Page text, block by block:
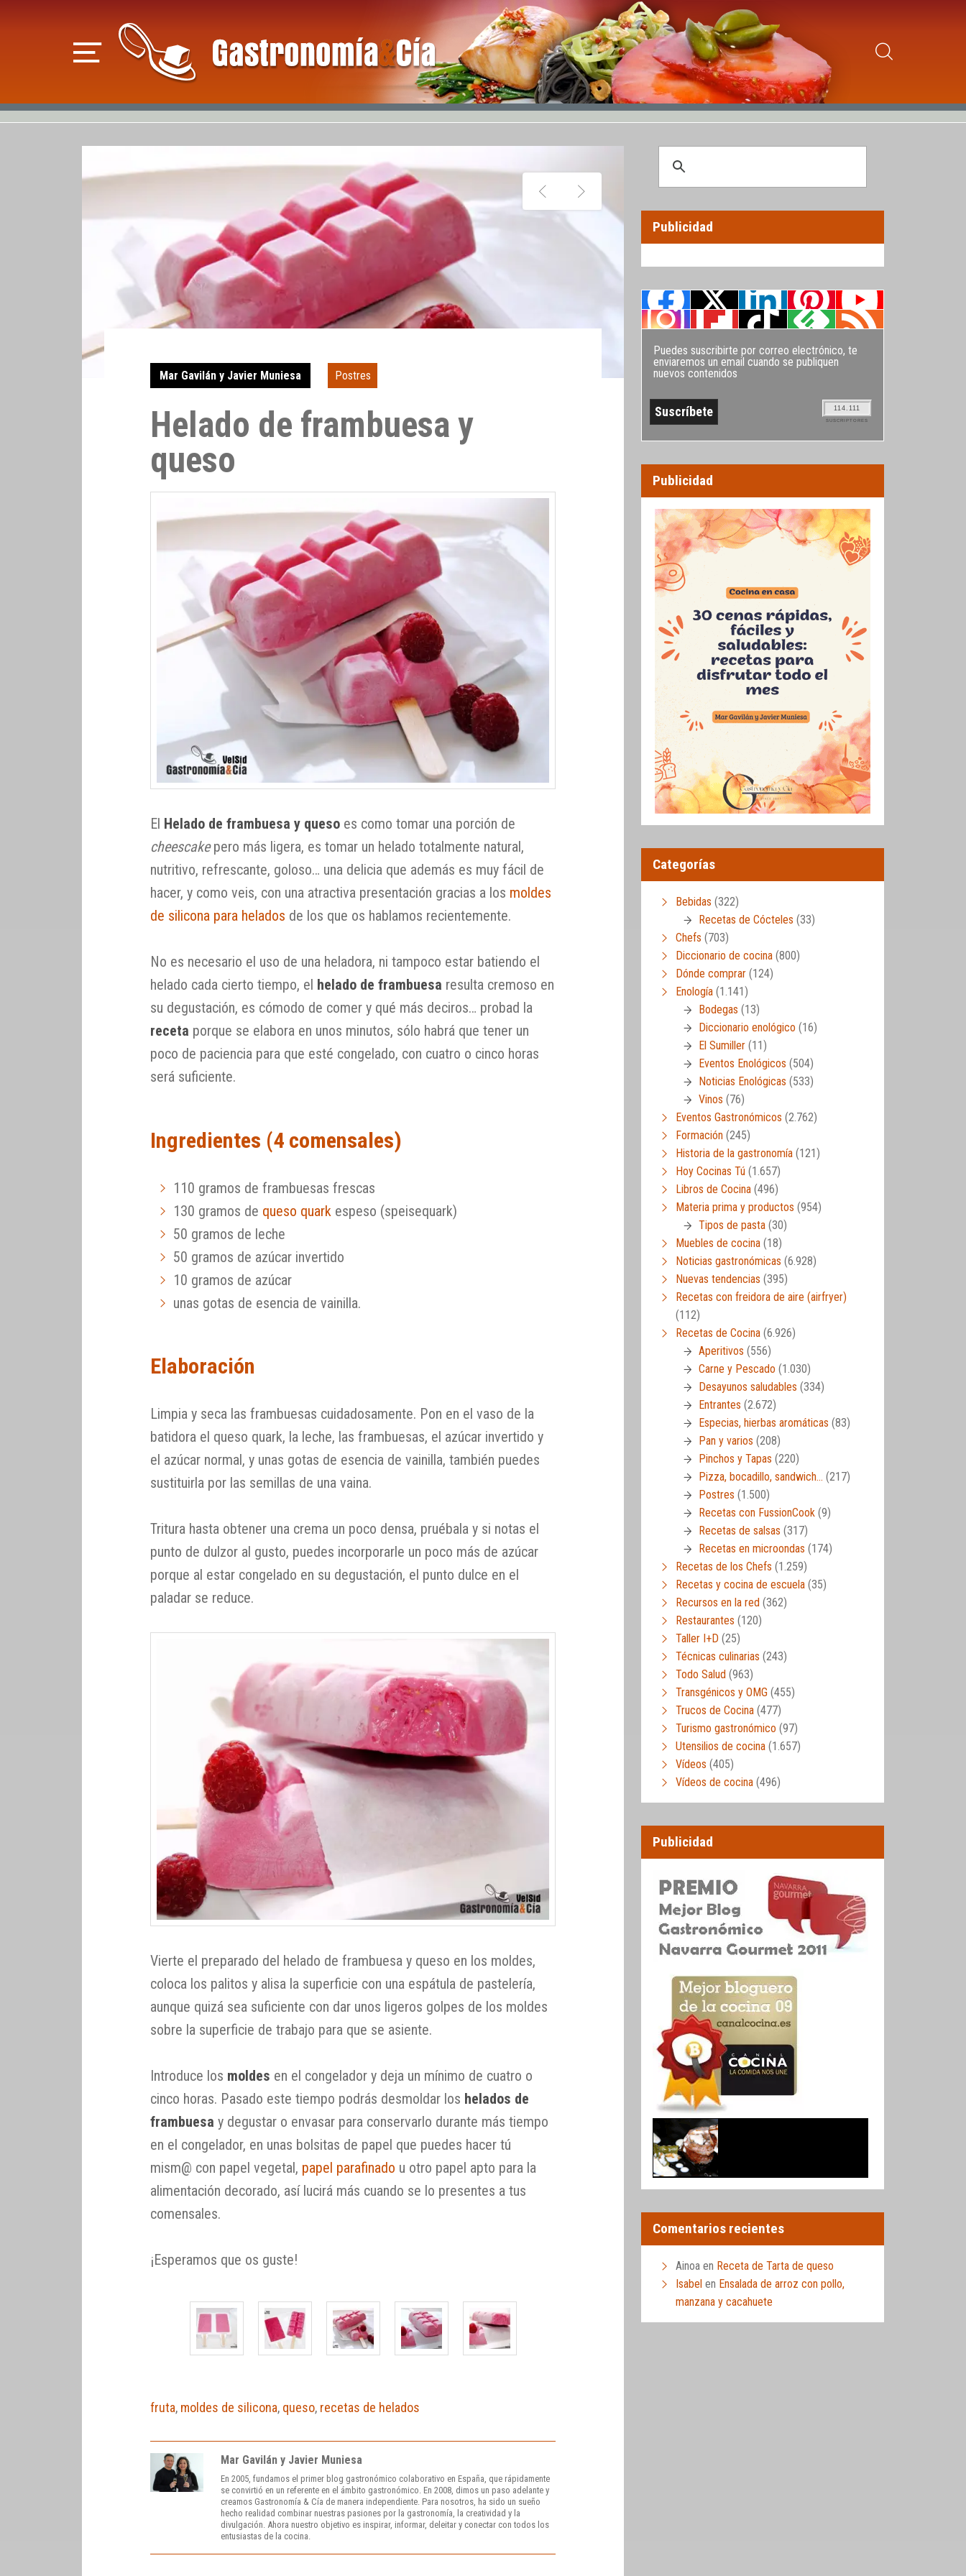
Mar Gavilán y Javier Muniesa Postres
Helado de frambuesa y
queso
El Helado de frambuesa y queso es como tomar una porción de
cheescakepero más ligera, es tomar un helado totalmente natural,
nutritivo, refrescante, goloso… una delicia que además es muy fácil de
hacer, y como veis, con una atractiva presentación gracias a los moldes
de silicona para helados de los que os hablamos recientemente.
No es necesario el uso de una heladora, ni tampoco estar batiendo el
helado cada cierto tiempo, el helado de frambuesa resulta cremoso en
su degustación, es cómodo de comer y qué más deciros… probad la
receta porque se elabora en unos minutos, sólo habrá que tener un
poco de paciencia para que esté congelado, con cuatro o cinco horas
será suficiente.
Ingredientes (4 comensales)
110 gramos de frambuesas frescas
130 gramos de queso quark espeso (speisequark)
50 gramos de leche
50 gramos de azúcar invertido
10 gramos de azúcar
unas gotas de esencia de vainilla.
Elaboración
Limpia y seca las frambuesas cuidadosamente. Pon en el vaso de la
batidora el queso quark, la leche, las frambuesas, el azúcar invertido y
el azúcar normal, y unas gotas de esencia de vainilla, también puedes
sustituirla por las semillas de una vaina.
Tritura hasta obtener una crema un poco densa, pruébala y si notas el
punto de dulzor al gusto, puedes incorporarle un poco más de azúcar
porque al estar congelado en su degustación, el punto dulce en el
paladar se reduce.
Vierte el preparado del helado de frambuesa y queso en los moldes,
coloca los palitos y alisa la superficie con una espátula de pastelería,
aunque quizá sea suficiente con dar unos ligeros golpes de los moldes
sobre la superficie de trabajo para que se asiente.
Introduce los moldes en el congelador y deja un mínimo de cuatro o
cinco horas. Pasado este tiempo podrás desmoldar los helados de
frambuesa y degustar o envasar para conservarlo durante más tiempo
en el congelador, en unas bolsitas de papel que puedes hacer tú
mism@ con papel vegetal, papel parafinado u otro papel apto para la
alimentación decorado, así lucirá más cuando se lo presentes a tus
comensales.
¡Esperamos que os guste!
fruta, moldes de silicona, queso, recetas de helados
Mar Gavilán y Javier Muniesa
En 2005, fundamos el primer blog gastronómico colaborativo en España, que rápidamente
se convirtió en un referente en el ámbito gastronómico. En 2008, dimos un paso adelante y
creamos Gastronomía & Cía de manera independiente. Para nosotros, ha sido un sueño
hecho realidad combinar nuestras pasiones por la gastronomía, la creatividad y la
divulgación. Ahora nuestro objetivo es inspirar, informar, deleitar y conectar con todos los
entusiastas de la cocina.
Publicidad
Puedes suscribirte por correo electrónico, te
enviaremos un email cuando se publiquen
nuevos contenidos
114.111
SUSCRIPTORES
Publicidad
Categorías
Bebidas (322)
Recetas de Cócteles (33)
Chefs (703)
Diccionario de cocina (800)
Dónde comprar (124)
Enología (1.141)
Bodegas (13)
Diccionario enológico (16)
El Sumiller (11)
Eventos Enológicos (504)
Noticias Enológicas (533)
Vinos (76)
Eventos Gastronómicos (2.762)
Formación (245)
Historia de la gastronomía (121)
Hoy Cocinas Tú (1.657)
Libros de Cocina (496)
Materia prima y productos (954)
Tipos de pasta (30)
Muebles de cocina (18)
Noticias gastronómicas (6.928)
Nuevas tendencias (395)
Recetas con freidora de aire (airfryer)
(112)
Recetas de Cocina (6.926)
Aperitivos (556)
Carne y Pescado (1.030)
Desayunos saludables (334)
Entrantes (2.672)
Especias, hierbas aromáticas (83)
Pan y varios (208)
Pinchos y Tapas (220)
Pizza, bocadillo, sandwich… (217)
Postres (1.500)
Recetas con FussionCook (9)
Recetas de salsas (317)
Recetas en microondas (174)
Recetas de los Chefs (1.259)
Recetas y cocina de escuela (35)
Recursos en la red (362)
Restaurantes (120)
Taller I+D (25)
Técnicas culinarias (243)
Todo Salud (963)
Transgénicos y OMG (455)
Trucos de Cocina (477)
Turismo gastronómico (97)
Utensilios de cocina (1.657)
Vídeos (405)
Vídeos de cocina (496)
Publicidad
Comentarios recientes
Ainoa en Receta de Tarta de queso
Isabel en Ensalada de arroz con pollo,
manzana y cacahuete